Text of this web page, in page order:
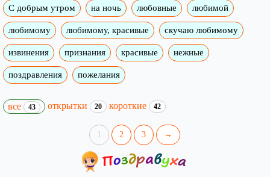
С добрым утром на ночь любовные любимой
любимому любимому, красивые скучаю любимому
извинения признания красивые нежные
поздравления пожелания
все 43 открытки 20 короткие 42
1 2 3 →